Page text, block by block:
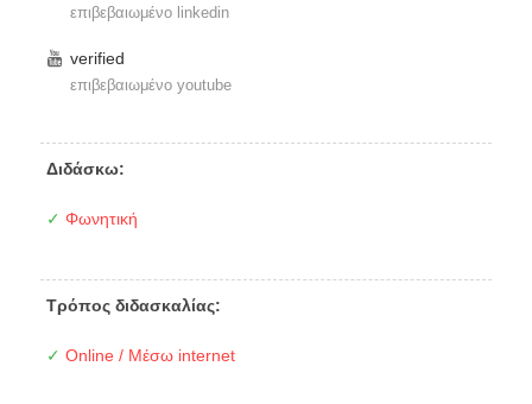
επιβεβαιωμένο linkedin
verified
επιβεβαιωμένο youtube
Διδάσκω:
✓ Φωνητική
Τρόπος διδασκαλίας:
✓ Online / Μέσω internet